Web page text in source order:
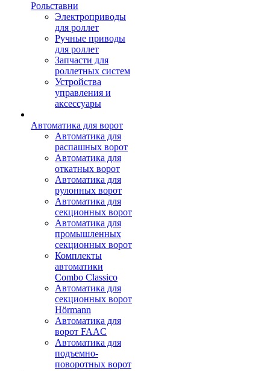
Рольставни
Электроприводы
для роллет
Ручные приводы
для роллет
Запчасти для
роллетных систем
Устройства
управления и
аксессуары
Автоматика для ворот
Автоматика для
распашных ворот
Автоматика для
откатных ворот
Автоматика для
рулонных ворот
Автоматика для
секционных ворот
Автоматика для
промышленных
секционных ворот
Комплекты
автоматики
Combo Classico
Автоматика для
секционных ворот
Hörmann
Автоматика для
ворот FAAC
Автоматика для
подъемно-
поворотных ворот